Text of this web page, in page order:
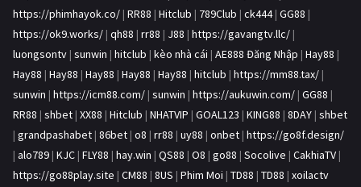
https://phimhayok.co/ | RR88 | Hitclub | 789Club | ck444| GG88 |
https://ok9.works/ | qh88 | rr88 | J88 | https://gavangtv.llc/ |
luongsontv | sunwin | hitclub | kèo nhà cái | AE888 Đăng Nhập | Hay88 |
Hay88 | Hay88 | Hay88 | Hay88 | Hay88 | hitclub | https://mm88.tax/ |
sunwin | https://icm88.com/ | sunwin | https://aukuwin.com/ | GG88 |
RR88 | shbet | XX88 | Hitclub | NHATVIP | GOAL123 | KING88 | 8DAY | shbet
| grandpashabet | 86bet | o8 | rr88 | uy88 | onbet | https://go8f.design/
| alo789 | KJC | FLY88 | hay.win | QS88 | O8 | go88 | Socolive | CakhiaTV |
https://go88play.site | CM88 | 8US | Phim Moi | TD88 | TD88 | xoilactv